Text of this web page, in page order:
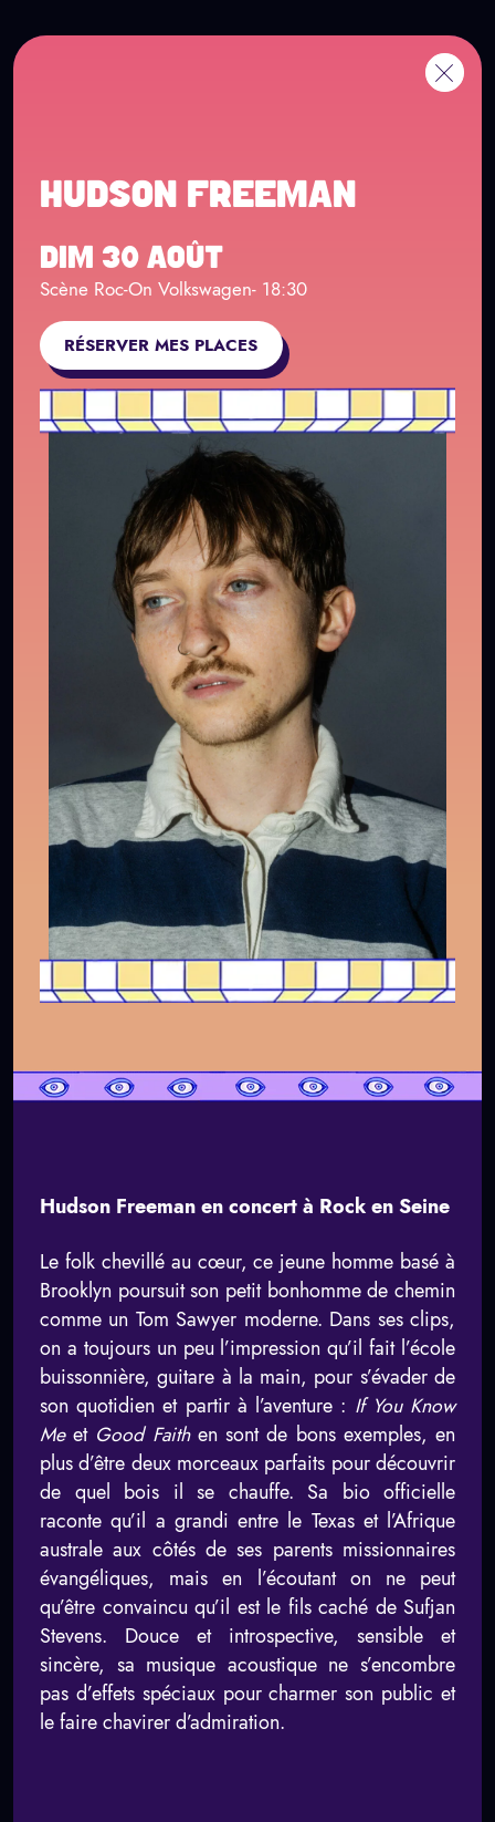
Aller au contenu principal
Retour
HUDSON FREEMAN
DIM 30 AOÛT
Scène Roc-On Volkswagen- 18:30
RÉSERVER MES PLACES
Hudson Freeman en concert à Rock en Seine
Le folk chevillé au cœur, ce jeune homme basé à
Brooklyn poursuit son petit bonhomme de chemin
comme un Tom Sawyer moderne. Dans ses clips,
on a toujours un peu l’impression qu’il fait l’école
buissonnière, guitare à la main, pour s’évader de
son quotidien et partir à l’aventure : If You Know
Meet Good Faithen sont de bons exemples, en
plus d’être deux morceaux parfaits pour découvrir
de quel bois il se chauffe. Sa bio officielle
raconte qu’il a grandi entre le Texas et l’Afrique
australe aux côtés de ses parents missionnaires
évangéliques, mais en l’écoutant on ne peut
qu’être convaincu qu’il est le fils caché de Sufjan
Stevens. Douce et introspective, sensible et
sincère, sa musique acoustique ne s’encombre
pas d’effets spéciaux pour charmer son public et
le faire chavirer d’admiration.